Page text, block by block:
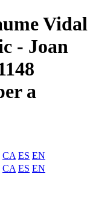
Vidal
- Joan
a
CA ES EN
CA ES EN